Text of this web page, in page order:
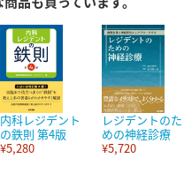
内科レジデント
の鉄則 第4版
¥5,280
レジデントのた
めの神経診療
¥5,720